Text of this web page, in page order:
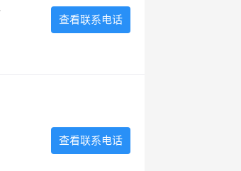
查看联系电话
查看联系电话